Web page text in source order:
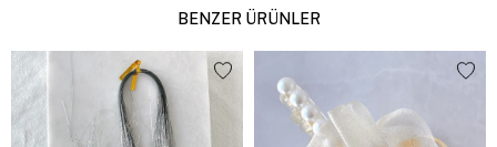
BENZER ÜRÜNLER